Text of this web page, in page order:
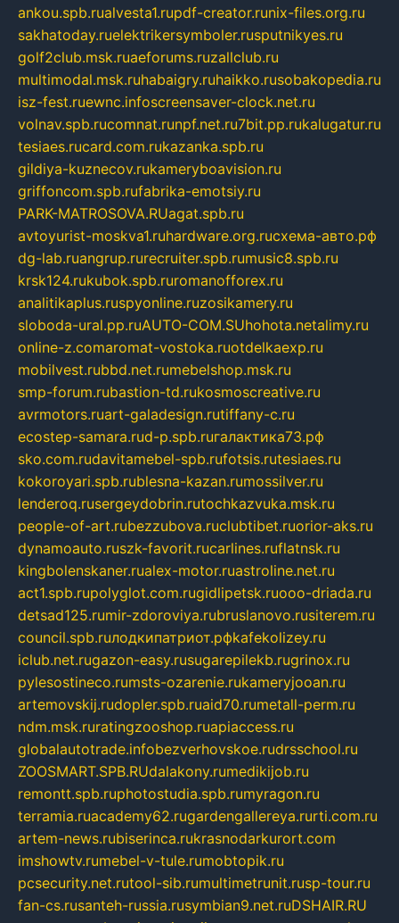
ankou.spb.rualvesta1.rupdf-creator.runix-files.org.ru
sakhatoday.ruelektrikersymboler.rusputnikyes.ru
golf2club.msk.ruaeforums.ruzallclub.ru
multimodal.msk.ruhabaigry.ruhaikko.rusobakopedia.ru
isz-fest.ruewnc.infoscreensaver-clock.net.ru
volnav.spb.rucomnat.runpf.net.ru7bit.pp.rukalugatur.ru
tesiaes.rucard.com.rukazanka.spb.ru
gildiya-kuznecov.rukameryboavision.ru
griffoncom.spb.rufabrika-emotsiy.ru
PARK-MATROSOVA.RUagat.spb.ru
avtoyurist-moskva1.ruhardware.org.ruсхема-авто.рф
dg-lab.ruangrup.rurecruiter.spb.rumusic8.spb.ru
krsk124.rukubok.spb.ruromanofforex.ru
analitikaplus.ruspyonline.ruzosikamery.ru
sloboda-ural.pp.ruAUTO-COM.SUhohota.netalimy.ru
online-z.comaromat-vostoka.ruotdelkaexp.ru
mobilvest.rubbd.net.rumebelshop.msk.ru
smp-forum.rubastion-td.rukosmoscreative.ru
avrmotors.ruart-galadesign.rutiffany-c.ru
ecostep-samara.rud-p.spb.ruгалактика73.рф
sko.com.rudavitamebel-spb.rufotsis.rutesiaes.ru
kokoroyari.spb.rublesna-kazan.rumossilver.ru
lenderoq.rusergeydobrin.rutochkazvuka.msk.ru
people-of-art.rubezzubova.ruclubtibet.ruorior-aks.ru
dynamoauto.ruszk-favorit.rucarlines.ruflatnsk.ru
kingbolenskaner.rualex-motor.ruastroline.net.ru
act1.spb.rupolyglot.com.rugidlipetsk.ruooo-driada.ru
detsad125.rumir-zdoroviya.rubruslanovo.rusiterem.ru
council.spb.ruлодкипатриот.рфkafekolizey.ru
iclub.net.rugazon-easy.rusugarepilekb.rugrinox.ru
pylesostineco.rumsts-ozarenie.rukameryjooan.ru
artemovskij.rudopler.spb.ruaid70.rumetall-perm.ru
ndm.msk.ruratingzooshop.ruapiaccess.ru
globalautotrade.infobezverhovskoe.rudrsschool.ru
ZOOSMART.SPB.RUdalakony.rumedikijob.ru
remontt.spb.ruphotostudia.spb.rumyragon.ru
terramia.ruacademy62.rugardengallereya.rurti.com.ru
artem-news.rubiserinca.rukrasnodarkurort.com
imshowtv.rumebel-v-tule.rumobtopik.ru
pcsecurity.net.rutool-sib.rumultimetrunit.rusp-tour.ru
fan-cs.rusanteh-russia.rusymbian9.net.ruDSHAIR.RU